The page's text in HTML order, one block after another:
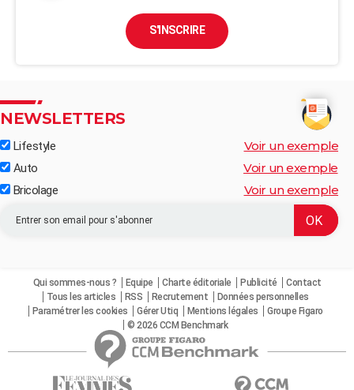
S'INSCRIRE
NEWSLETTERS
Lifestyle Voir un exemple
Auto Voir un exemple
Bricolage Voir un exemple
Qui sommes-nous ? Equipe Charte éditoriale Publicité
Contact
Tous les articles
RSS Recrutement
Données personnelles
Paramétrer les cookies
Gérer Utiq Mentions légales
Groupe Figaro
© 2026 CCM Benchmark